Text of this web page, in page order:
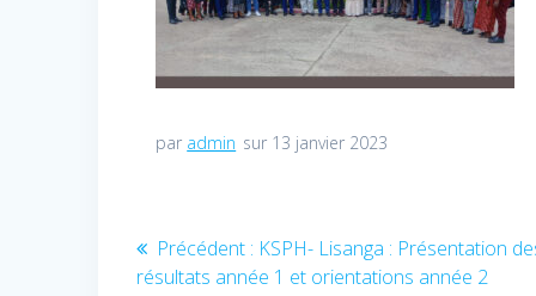
par admin sur 13 janvier 2023
Navigation
Précédent : Article
précédent
KSPH- Lisanga : Présentation
résultats année 1 et orientations année 2